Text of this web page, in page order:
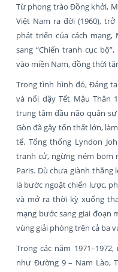
Từ phong trào Đồng khởi,
Việt Nam ra đời (1960),
phát triển của cách mạng,
sang “Chiến tranh cục
vào miền Nam, đồng thời
Trong tình hình đó, Đảng
và nổi dậy Tết Mậu Thân
trung tâm đầu não quân
Gòn đã gây tổn thất lớn,
tế. Tổng thống Lyndon
tranh cử, ngừng ném bom
Paris. Dù chưa giành thắng
là bước ngoặt chiến lược,
và mở ra thời kỳ xuống
mạng bước sang giai đoạn
vùng giải phóng trên cả ba
Trong các năm
như Đường 9 – Nam Lào,